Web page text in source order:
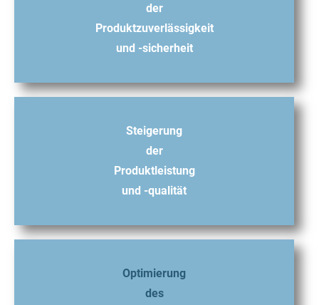
der
Produktzuverlässigkeit
und -sicherheit
Steigerung
der
Produktleistung
und -qualität
Optimierung
des